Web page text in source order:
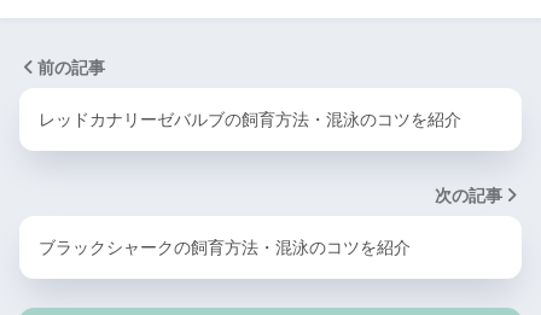
前の記事
レッドカナリーゼバルブの飼育方法・混泳のコツを紹介
次の記事
ブラックシャークの飼育方法・混泳のコツを紹介